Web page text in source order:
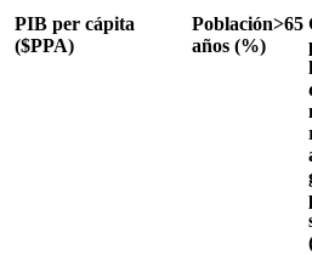
PIB per cápita
($PPA)
Población>65
años (%)